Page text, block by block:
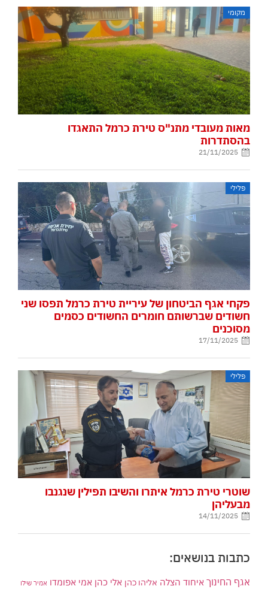
מקומי
מאות מעובדי מתנ"ס טירת כרמל התאגדו
בהסתדרות
21/11/2025
פלילי
פקחי אגף הביטחון של עיריית טירת כרמל תפסו שני
חשודים שברשותם חומרים החשודים כסמים
מסוכנים
17/11/2025
פלילי
שוטרי טירת כרמל איתרו והשיבו תפילין שנגנבו
מבעליהן
14/11/2025
כתבות בנושאים:
אגף החינוך איחוד הצלה אליהו כהן אלי כהן אמי אפומדו אמיר שילו